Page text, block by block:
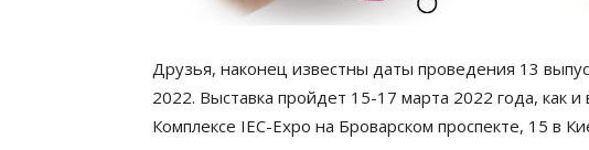
Друзья, наконец известны даты проведения 13
2022. Выставка пройдет 15-17 марта 2022 года, как
Комплексе IEC-Expo на Броварском проспекте, 15 в